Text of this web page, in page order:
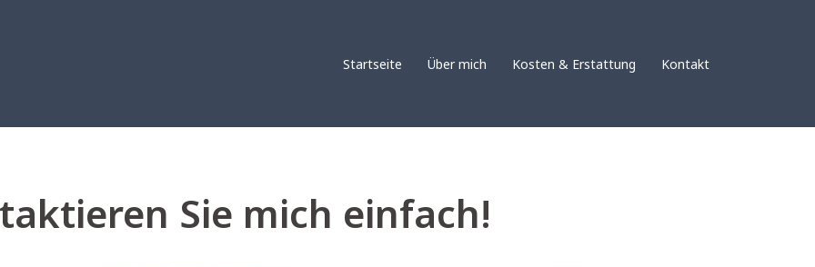
Startseite Über mich Kosten & Erstattung Kontakt
Sie mich einfach!